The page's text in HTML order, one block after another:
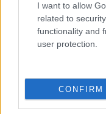
I want to allow
related to
functionality and
user protection.
CONFIRM
Arany János
(részlet)a
oldalain.
Nagyszalonta.
emlékszobák